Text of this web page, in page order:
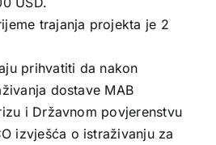
trajanja projekta je 2
prihvatiti da nakon
dostave MAB
i Državnom povjerenstvu
izvješća o istraživanju za